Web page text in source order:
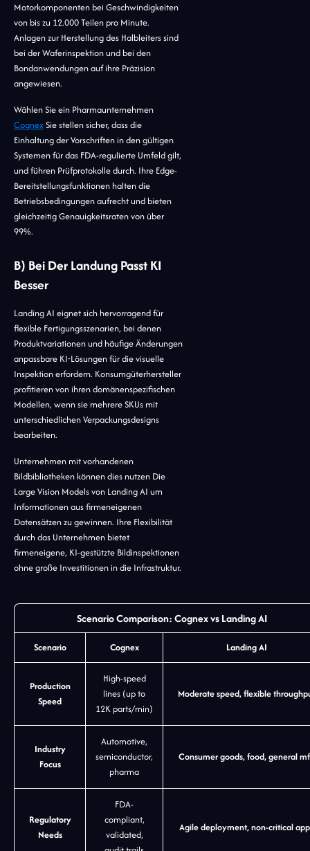
Motorkomponenten bei Geschwindigkeiten
von bis zu 12.000 Teilen pro Minute.
Anlagen zur Herstellung des Halbleiters sind
bei der Waferinspektion und bei den
Bondanwendungen auf ihre Präzision
angewiesen.
Wählen Sie ein Pharmaunternehmen
CognexSie stellen sicher, dass die
Einhaltung der Vorschriften in den gültigen
Systemen für das FDA-regulierte Umfeld gilt,
und führen Prüfprotokolle durch. Ihre Edge-
Bereitstellungsfunktionen halten die
Betriebsbedingungen aufrecht und bieten
gleichzeitig Genauigkeitsraten von über
99%.
B) Bei Der Landung Passt KI
Besser
Landing AI eignet sich hervorragend für
flexible Fertigungsszenarien, bei denen
Produktvariationen und häufige Änderungen
anpassbare KI-Lösungen für die visuelle
Inspektion erfordern. Konsumgüterhersteller
profitieren von ihren domänenspezifischen
Modellen, wenn sie mehrere SKUs mit
unterschiedlichen Verpackungsdesigns
bearbeiten.
Unternehmen mit vorhandenen
Bildbibliotheken können dies nutzen Die
Large Vision Models von Landing AI um
Informationen aus firmeneigenen
Datensätzen zu gewinnen. Ihre Flexibilität
durch das Unternehmen bietet
firmeneigene, KI-gestützte Bildinspektionen
ohne große Investitionen in die Infrastruktur.
Scenario Comparison: Cognex vs Landing AI
Scenario Cognex Landing AI
Production
Speed
High-speed
lines (up to
12K parts/min)
Moderate speed, flexible
Industry
Focus
Automotive,
semiconductor,
pharma
Consumer goods, food, general
Regulatory
Needs
FDA-
compliant,
validated,
Agile deployment, non-critical